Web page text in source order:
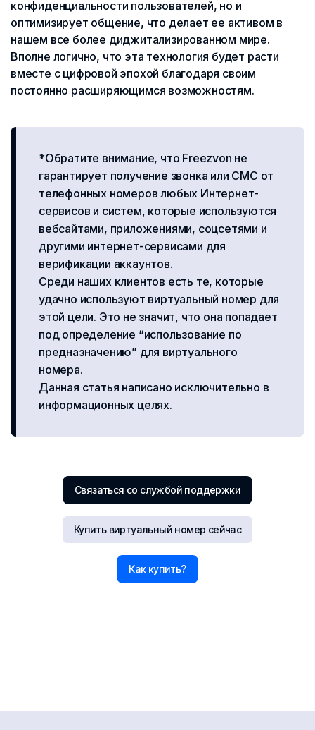
конфиденциальности пользователей, но и
оптимизирует общение, что делает ее активом в
нашем все более диджитализированном мире.
Вполне логично, что эта технология будет расти
вместе с цифровой эпохой благодаря своим
постоянно расширяющимся возможностям.
*Обратите внимание, что Freezvon не
гарантирует получение звонка или СМС от
телефонных номеров любых Интернет-
сервисов и систем, которые используются
вебсайтами, приложениями, соцсетями и
другими интернет-сервисами для
верификации аккаунтов.
Среди наших клиентов есть те, которые
удачно используют виртуальный номер для
этой цели. Это не значит, что она попадает
под определение “использование по
предназначению” для виртуального
номера.
Данная статья написано исключительно в
информационных целях.
Связаться со службой поддержки
Купить виртуальный номер сейчас
Как купить?